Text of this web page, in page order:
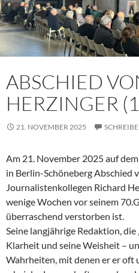
ABSCHIED
HERZINGER
21. NOVEMBER 2025
Am 21. November 2025 auf
in Berlin-Schöneberg Abschied
Journalistenkollegen Richard
wenige Wochen vor seinem
überraschend verstorben ist.
Seine langjährige Redaktion,
Klarheit und seine Weisheit –
Wahrheiten, mit denen er er